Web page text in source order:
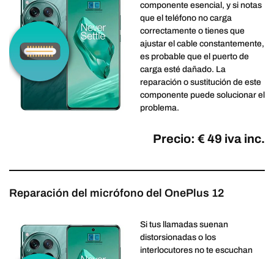
componente esencial, y si notas
que el teléfono no carga
correctamente o tienes que
ajustar el cable constantemente,
es probable que el puerto de
carga esté dañado. La
reparación o sustitución de este
componente puede solucionar el
problema.
Precio: € 49 iva inc.
Reparación del micrófono del OnePlus 12
Si tus llamadas suenan
distorsionadas o los
interlocutores no te escuchan